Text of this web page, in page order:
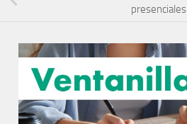
presenciales